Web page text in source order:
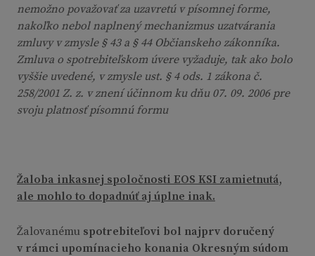
nemožno považovať za uzavretú v písomnej forme,
nakoľko nebol naplnený mechanizmus uzatvárania
zmluvy v zmysle § 43 a § 44 Občianskeho zákonníka.
Zmluva o spotrebiteľskom úvere vyžaduje, tak ako bolo
vyššie uvedené, v zmysle ust. § 4 ods. 1 zákona č.
258/2001 Z. z. v znení účinnom ku dňu 07. 09. 2006 pre
svoju platnosť písomnú formu
Žaloba inkasnej spoločnosti EOS KSI zamietnutá,
ale mohlo to dopadnúť aj úplne inak.
Žalovanému spotrebiteľovi bol najprv doručený
v rámci upomínacieho konania Okresným súdom